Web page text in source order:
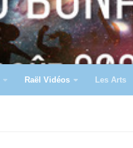
Raël Vidéos Les Arts